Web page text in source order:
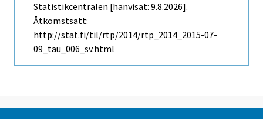
Statistikcentralen [hänvisat: 9.8.2026].
Åtkomstsätt:
http://stat.fi/til/rtp/2014/rtp_2014_2015-07-
09_tau_006_sv.html